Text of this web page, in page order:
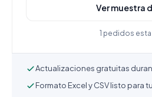
Ver muestra
1 pedidos esta
Actualizaciones gratuitas
Formato Excel y CSV listo para